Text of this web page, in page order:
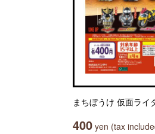
まちぼうけ 仮面ライ
400 yen (tax